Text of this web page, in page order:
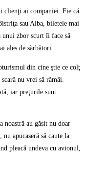
clienţi ai companiei. Fie că
sau Alba, biletele mai
unui zbor scurt îi face să
ales de sărbători.
din cine ştie ce colţ
nu vrei să rămâi.
iar preţurile sunt
au găsit nu doar
apucaseră să caute la
pleacă undeva cu avionul,